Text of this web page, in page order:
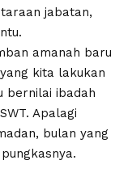
jabatan,
amanah baru
kita lakukan
bernilai ibadah
Apalagi
bulan yang